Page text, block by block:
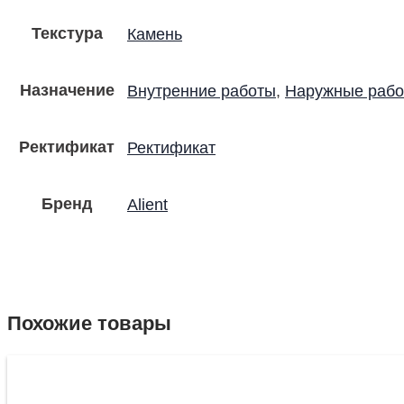
Текстура Камень
Назначение Внутренние работы, Наружные
Ректификат Ректификат
Бренд Alient
Похожие товары